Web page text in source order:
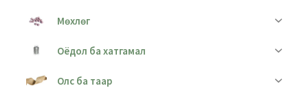
Мөхлөг
Оёдол ба хатгамал
Олс ба таар